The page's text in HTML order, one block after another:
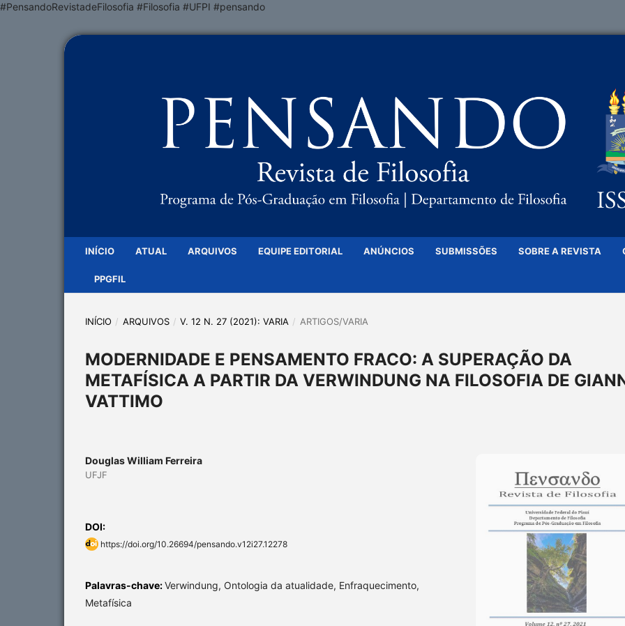
#PensandoRevistadeFilosofia #Filosofia #UFPI #pensando
INÍCIO ATUAL ARQUIVOS EQUIPE EDITORIAL ANÚNCIOS SUBMISSÕES SOBRE A REVISTA
PPGFIL
INÍCIO / ARQUIVOS / V. 12 N. 27 (2021): VARIA / ARTIGOS/VARIA
MODERNIDADE E PENSAMENTO FRACO: A SUPERAÇÃO DA
METAFÍSICA A PARTIR DA VERWINDUNG NA FILOSOFIA DE
VATTIMO
Douglas William Ferreira
UFJF
DOI:
https://doi.org/10.26694/pensando.v12i27.12278
Palavras-chave:Verwindung, Ontologia da atualidade, Enfraquecimento,
Metafísica